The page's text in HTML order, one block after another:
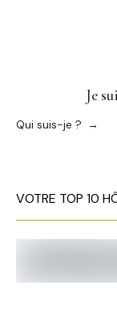
Je
Qui suis-je ?
VOTRE TOP 10